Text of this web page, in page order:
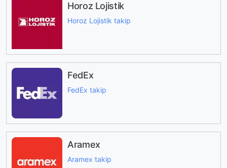
Horoz Lojistik
Horoz Lojistik takip
FedEx
FedEx takip
Aramex
Aramex takip